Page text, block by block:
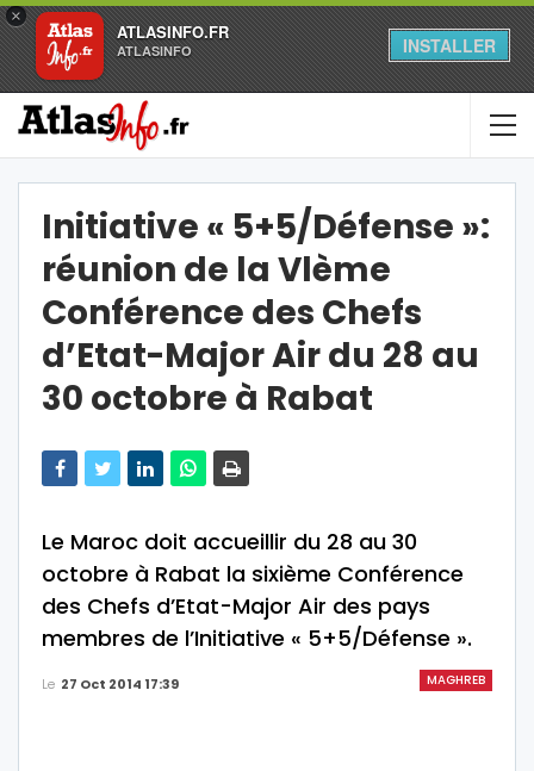
×
ATLASINFO.FR
ATLASINFO INSTALLER
Initiative « 5+5/Défense »:
réunion de la Vlème
Conférence des Chefs
d’Etat-Major Air du 28 au
30 octobre à Rabat
Le Maroc doit accueillir du 28 au 30
octobre à Rabat la sixième Conférence
des Chefs d’Etat-Major Air des pays
membres de l’Initiative « 5+5/Défense ».
MAGHREB
Le 27 Oct 2014 17:39